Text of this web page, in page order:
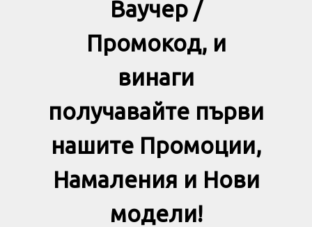
Ваучер /
Промокод, и
винаги
получавайте първи
нашите Промоции,
Намаления и Нови
модели!